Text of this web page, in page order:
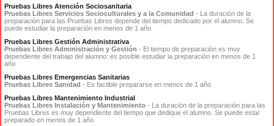
Pruebas Libres Atención Sociosanitaria
Pruebas Libres Servicios Socioculturales y a la Comunidad - La duración de la
preparación para las Pruebas Libres depende del tiempo dedicado por el alumno. Se
puede estudiar la preparación en menos de 1 año
Pruebas Libres Gestión Administrativa
Pruebas Libres Administración y Gestión - El tiempo de preparación es muy
dependiente del trabajo del alumno: es posible estudiar la preparación en menos de 1
año
Pruebas Libres Emergencias Sanitarias
Pruebas Libres Sanidad - Es factible prepararse en menos de 1 año
Pruebas Libres Mantenimiento Industrial
Pruebas Libres Instalación y Mantenimiento - La duración de la preparación para las
Pruebas Libres es muy dependiente del tiempo que dedique el alumno. Se puede estar
preparado en menos de 1 año